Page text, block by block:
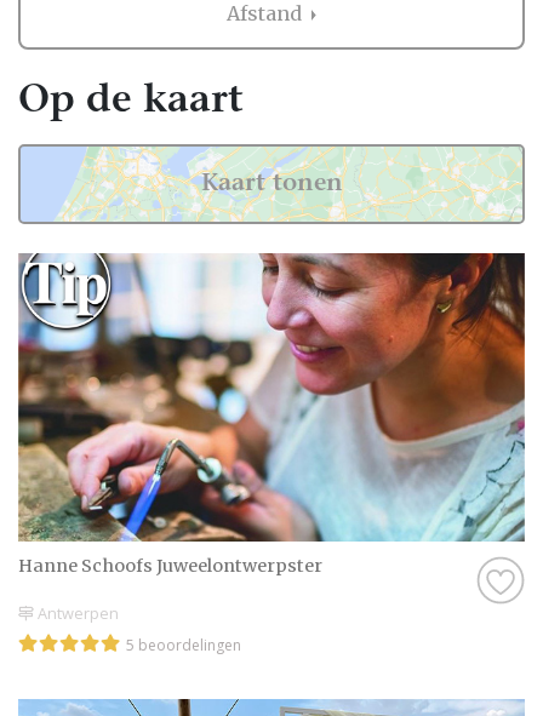
Afstand
Hanne Schoofs Juweelontwerpster
Antwerpen
5 beoordelingen
Op de kaart
Kaart tonen